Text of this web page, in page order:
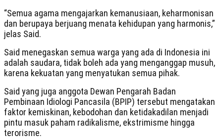
“Semua agama mengajarkan kemanusiaan, keharmonisan
dan berupaya berjuang menata kehidupan yang harmonis,”
jelas Said.
Said menegaskan semua warga yang ada di Indonesia ini
adalah saudara, tidak boleh ada yang menganggap musuh,
karena kekuatan yang menyatukan semua pihak.
Said yang juga anggota Dewan Pengarah Badan
Pembinaan Idiologi Pancasila (BPIP) tersebut mengatakan
faktor kemiskinan, kebodohan dan ketidakadilan menjadi
pintu masuk paham radikalisme, ekstrimisme hingga
terorisme.